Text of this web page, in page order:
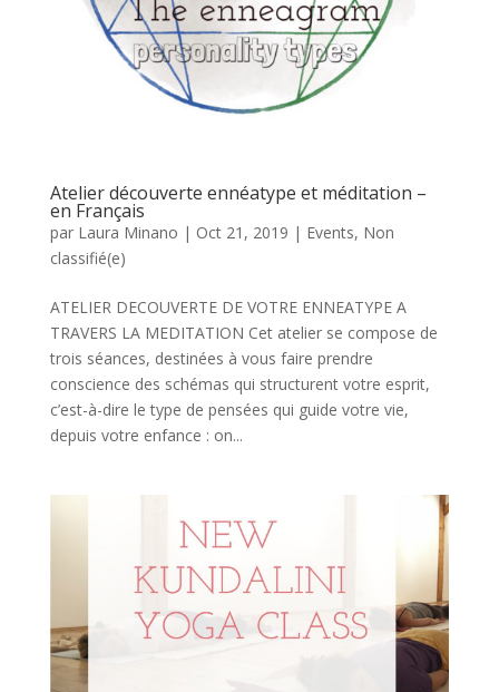
Atelier découverte ennéatype et méditation –
en Français
par Laura Minano | Oct 21, 2019 | Events, Non
classifié(e)
ATELIER DECOUVERTE DE VOTRE ENNEATYPE A
TRAVERS LA MEDITATION Cet atelier se compose de
trois séances, destinées à vous faire prendre
conscience des schémas qui structurent votre esprit,
c’est-à-dire le type de pensées qui guide votre vie,
depuis votre enfance : on...